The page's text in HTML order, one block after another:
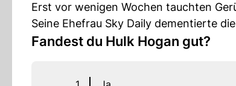
Erst vor wenigen Wochen tauchten
Seine Ehefrau Sky Daily dementierte
Fandest du Hulk Hogan gut?